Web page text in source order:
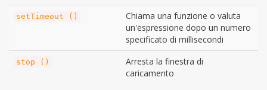
setTimeout ()
Chiama una funzione o valuta
un'espressione dopo un numero
specificato di millisecondi
stop ()
Arresta la finestra di
caricamento